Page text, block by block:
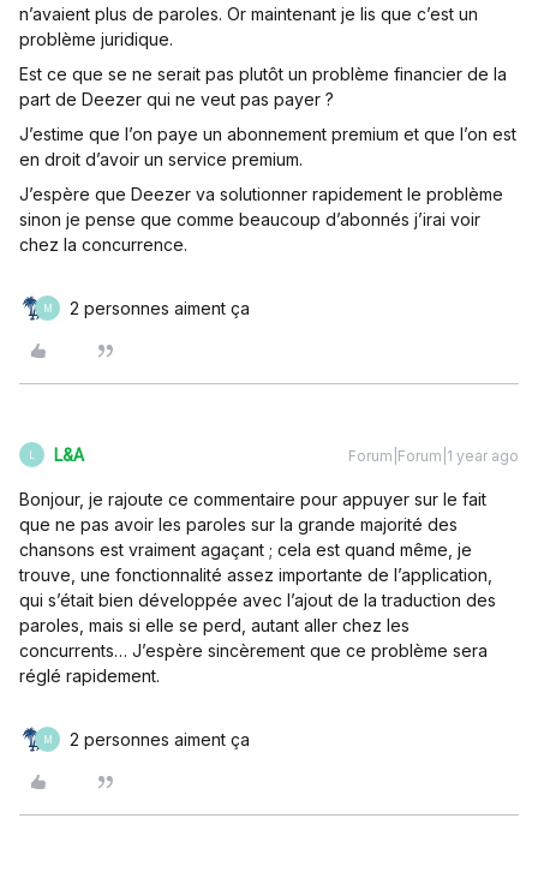
n’avaient plus de paroles. Or maintenant je lis que c’est un
problème juridique.
Est ce que se ne serait pas plutôt un problème financier de la
part de Deezer qui ne veut pas payer ?
J’estime que l’on paye un abonnement premium et que l’on est
en droit d’avoir un service premium.
J’espère que Deezer va solutionner rapidement le problème
sinon je pense que comme beaucoup d’abonnés j’irai voir
chez la concurrence.
M 2 personnes aiment ça
L&A Forum|Forum|1 year ago
Bonjour, je rajoute ce commentaire pour appuyer sur le fait
que ne pas avoir les paroles sur la grande majorité des
chansons est vraiment agaçant ; cela est quand même, je
trouve, une fonctionnalité assez importante de l’application,
qui s’était bien développée avec l’ajout de la traduction des
paroles, mais si elle se perd, autant aller chez les
concurrents… J’espère sincèrement que ce problème sera
réglé rapidement.
M 2 personnes aiment ça